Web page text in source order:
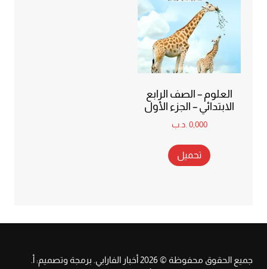
العلوم – الصف الرابع
الابتدائي – الجزء الأول
0,000 .د.ب
تحميل
جميع الحقوق محفوظة © 2026 أخبار الفارابي. برمجة وتصميم: أ.